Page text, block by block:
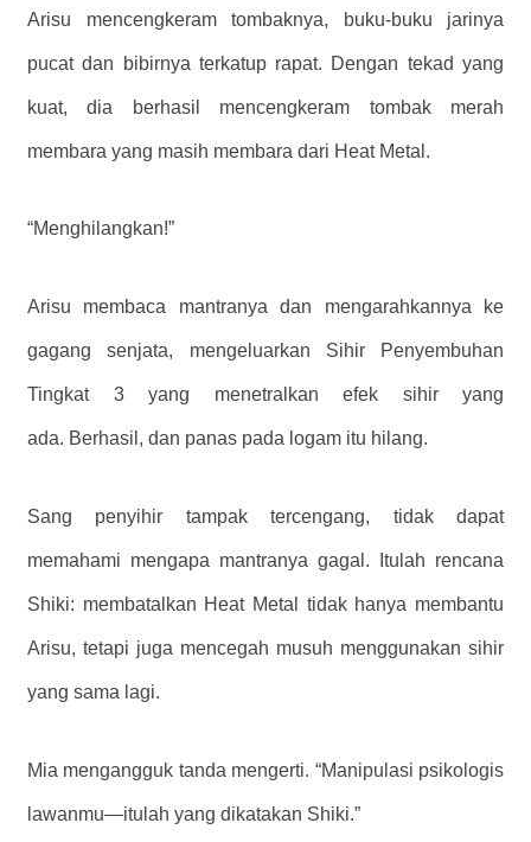
Arisu mencengkeram tombaknya, buku-buku jarinya
pucat dan bibirnya terkatup rapat. Dengan tekad yang
kuat, dia berhasil mencengkeram tombak merah
membara yang masih membara dari Heat Metal.
“Menghilangkan!”
Arisu membaca mantranya dan mengarahkannya ke
gagang senjata, mengeluarkan Sihir Penyembuhan
Tingkat 3 yang menetralkan efek sihir yang
ada. Berhasil, dan panas pada logam itu hilang.
Sang penyihir tampak tercengang, tidak dapat
memahami mengapa mantranya gagal. Itulah rencana
Shiki: membatalkan Heat Metal tidak hanya membantu
Arisu, tetapi juga mencegah musuh menggunakan sihir
yang sama lagi.
Mia mengangguk tanda mengerti. “Manipulasi psikologis
lawanmu—itulah yang dikatakan Shiki.”